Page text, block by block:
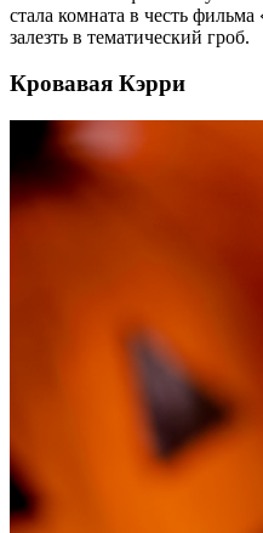
стала комната в честь
залезть в тематический гроб.
Кровавая Кэрри